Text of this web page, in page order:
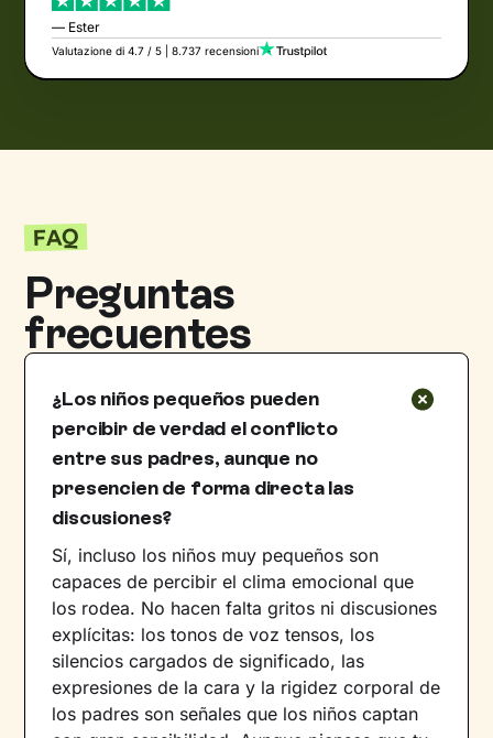
— Ester
Valutazione di 4.7 / 5 | 8.737 recensioni
FAQ
Preguntas
frecuentes
¿Los niños pequeños pueden
percibir de verdad el conflicto
entre sus padres, aunque no
presencien de forma directa las
discusiones?
Sí, incluso los niños muy pequeños son
capaces de percibir el clima emocional que
los rodea. No hacen falta gritos ni discusiones
explícitas: los tonos de voz tensos, los
silencios cargados de significado, las
expresiones de la cara y la rigidez corporal de
los padres son señales que los niños captan